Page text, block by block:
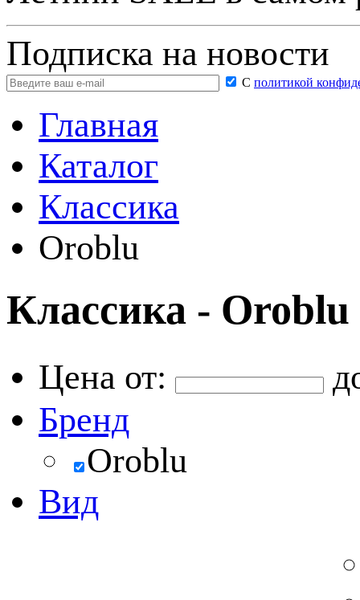
Подписка на новости
С политикой
Главная
Каталог
Классика
Oroblu
Классика - Oroblu
Цена от:
Бренд
Oroblu
Вид